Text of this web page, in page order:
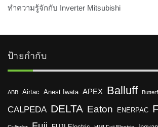
ทำความรู้จักกับ Inverter Mitsubishi
ป้ายกำกับ
ABB Airtac Anest Iwata APEX Balluff
CALPEDA DELTA Eaton ENERPAC